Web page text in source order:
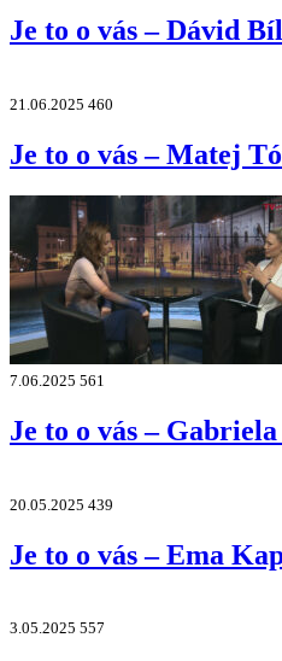
Je to o vás – Dávid
21.06.2025 460
Je to o vás – Matej
7.06.2025 561
Je to o vás –
20.05.2025 439
Je to o vás – Ema
3.05.2025 557